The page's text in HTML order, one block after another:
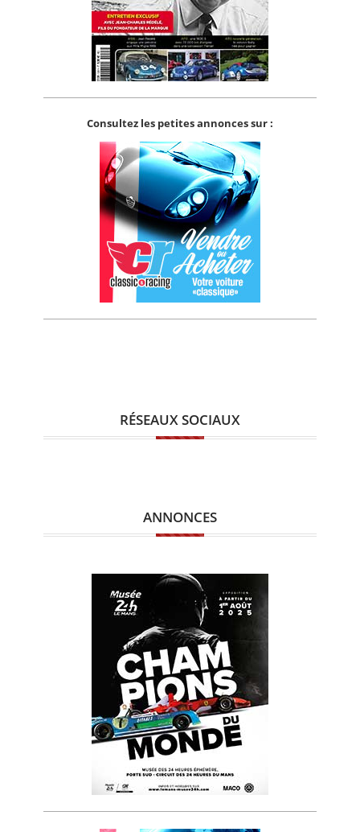
Consultez les petites annonces sur :
RÉSEAUX SOCIAUX
ANNONCES